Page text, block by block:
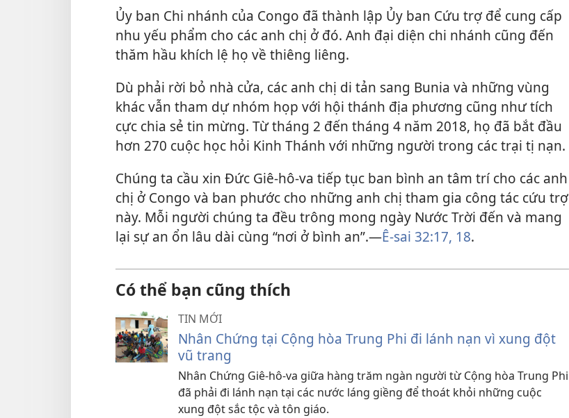
Ủy ban Chi nhánh của Congo đã thành lập Ủy ban Cứu trợ để cung cấp
nhu yếu phẩm cho các anh chị ở đó. Anh đại diện chi nhánh cũng đến
thăm hầu khích lệ họ về thiêng liêng.
Dù phải rời bỏ nhà cửa, các anh chị di tản sang Bunia và những vùng
khác vẫn tham dự nhóm họp với hội thánh địa phương cũng như tích
cực chia sẻ tin mừng. Từ tháng 2 đến tháng 4 năm 2018, họ đã bắt đầu
hơn 270 cuộc học hỏi Kinh Thánh với những người trong các trại tị nạn.
Chúng ta cầu xin Đức Giê-hô-va tiếp tục ban bình an tâm trí cho các anh
chị ở Congo và ban phước cho những anh chị tham gia công tác cứu trợ
này. Mỗi người chúng ta đều trông mong ngày Nước Trời đến và mang
lại sự an ổn lâu dài cùng “nơi ở bình an”.​—Ê-sai 32:17, 18.
Có thể bạn cũng thích
TIN MỚI
Nhân Chứng tại Cộng hòa Trung Phi đi lánh nạn vì xung đột
vũ trang
Nhân Chứng Giê-hô-va giữa hàng trăm ngàn người từ Cộng hòa Trung Phi
đã phải đi lánh nạn tại các nước láng giềng để thoát khỏi những cuộc
xung đột sắc tộc và tôn giáo.